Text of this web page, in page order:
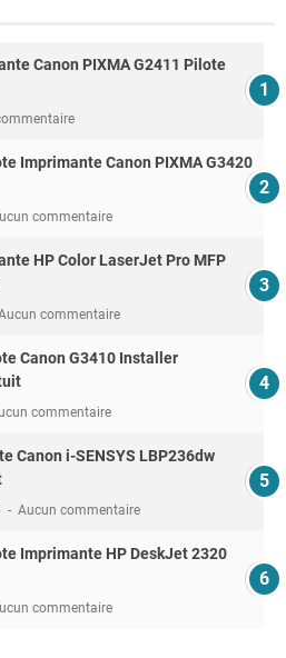
Canon PIXMA G2411 Pilote
Imprimante Canon PIXMA G3420
commentaire
HP Color LaserJet Pro MFP
commentaire
Canon G3410 Installer
commentaire
Canon i-SENSYS LBP236dw
Aucun commentaire
Imprimante HP DeskJet 2320
commentaire